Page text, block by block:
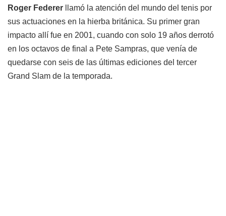
Roger Federer llamó la atención del mundo del tenis por
sus actuaciones en la hierba británica. Su primer gran
impacto allí fue en 2001, cuando con solo 19 años derrotó
en los octavos de final a Pete Sampras, que venía de
quedarse con seis de las últimas ediciones del tercer
Grand Slam de la temporada.